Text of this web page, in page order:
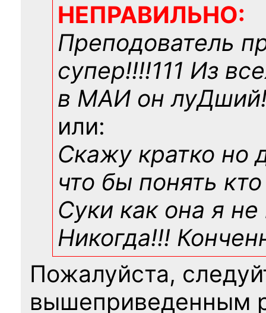
НЕПРАВИЛЬНО:
Преподователь
супер!!!!111 Из
в МАИ он
или:
Скажу кратко но
что бы понять
Суки как она я не
Никогда!!!
Пожалуйста,
вышеприведенным